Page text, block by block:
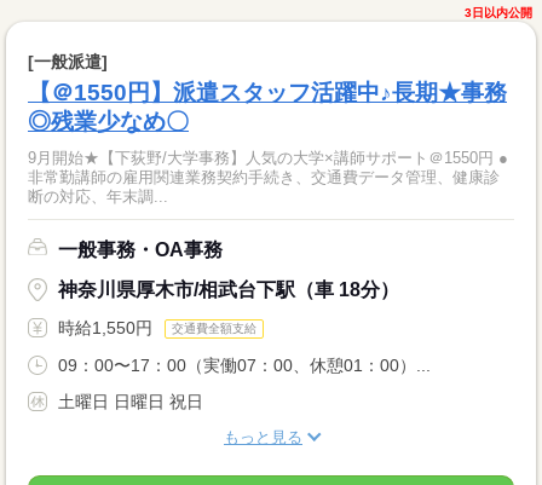
3日以内公開
[一般派遣]
【＠1550円】派遣スタッフ活躍中♪長期★事務
◎残業少なめ〇
9月開始★【下荻野/大学事務】人気の大学×講師サポート＠1550円 ●
非常勤講師の雇用関連業務契約手続き、交通費データ管理、健康診
断の対応、年末調...
一般事務・OA事務
神奈川県厚木市/相武台下駅（車 18分）
時給1,550円 交通費全額支給
09：00〜17：00（実働07：00、休憩01：00）...
土曜日 日曜日 祝日
もっと見る